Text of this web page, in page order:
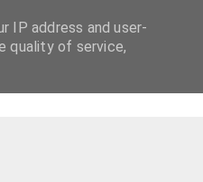
IP address and user-
quality of service,